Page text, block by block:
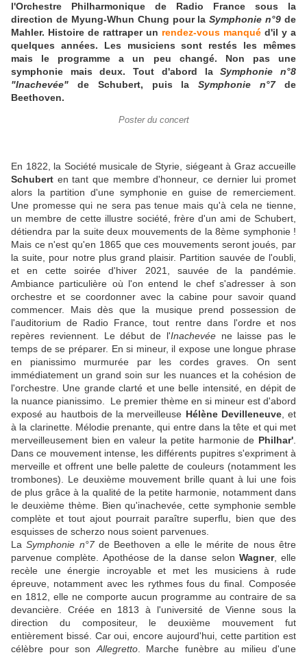
l'Orchestre Philharmonique de Radio France sous la
direction de Myung-Whun Chung pour laSymphonie n°9 de
Mahler. Histoire de rattraper un rendez-vous manqué d'il y a
quelques années. Les musiciens sont restés les mêmes
mais le programme a un peu changé. Non pas une
symphonie mais deux. Tout d'abord laSymphonie n°8
"Inachevée" de Schubert, puis laSymphonie n°7de
Beethoven.
Poster du concert
En 1822, la Société musicale de Styrie, siégeant à Graz accueille
Schubert en tant que membre d'honneur, ce dernier lui promet
alors la partition d'une symphonie en guise de remerciement.
Une promesse qui ne sera pas tenue mais qu'à cela ne tienne,
un membre de cette illustre société, frère d'un ami de Schubert,
détiendra par la suite deux mouvements de la 8ème symphonie !
Mais ce n'est qu'en 1865 que ces mouvements seront joués, par
la suite, pour notre plus grand plaisir. Partition sauvée de l'oubli,
et en cette soirée d'hiver 2021, sauvée de la pandémie.
Ambiance particulière où l'on entend le chef s'adresser à son
orchestre et se coordonner avec la cabine pour savoir quand
commencer. Mais dès que la musique prend possession de
l'auditorium de Radio France, tout rentre dans l'ordre et nos
repères reviennent. Le début de l'Inachevée ne laisse pas le
temps de se préparer. En si mineur, il expose une longue phrase
en pianissimo murmurée par les cordes graves. On sent
immédiatement un grand soin sur les nuances et la cohésion de
l'orchestre. Une grande clarté et une belle intensité, en dépit de
la nuance pianissimo. Le premier thème en si mineur est d'abord
exposé au hautbois de la merveilleuse Hélène Devilleneuve, et
à la clarinette. Mélodie prenante, qui entre dans la tête et qui met
merveilleusement bien en valeur la petite harmonie de Philhar'
Dans ce mouvement intense, les différents pupitres s'expriment à
merveille et offrent une belle palette de couleurs (notamment les
trombones). Le deuxième mouvement brille quant à lui une fois
de plus grâce à la qualité de la petite harmonie, notamment dans
le deuxième thème. Bien qu'inachevée, cette symphonie semble
complète et tout ajout pourrait paraître superflu, bien que des
esquisses de scherzo nous soient parvenues.
LaSymphonie n°7de Beethoven a elle le mérite de nous être
parvenue complète. Apothéose de la danse selon Wagner, elle
recèle une énergie incroyable et met les musiciens à rude
épreuve, notamment avec les rythmes fous du final. Composée
en 1812, elle ne comporte aucun programme au contraire de sa
devancière. Créée en 1813 à l'université de Vienne sous la
direction du compositeur, le deuxième mouvement fut
entièrement bissé. Car oui, encore aujourd'hui, cette partition est
célèbre pour son Allegretto. Marche funèbre au milieu d'une